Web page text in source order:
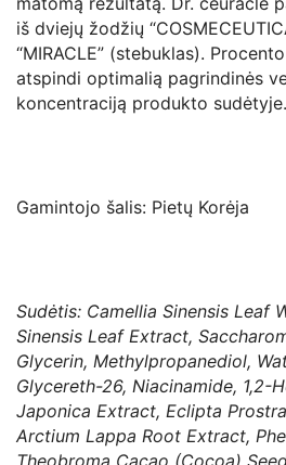
iš dviejų žodžių
“MIRACLE” (stebuklas).
atspindi optimalią pagrindinės
koncentraciją produkto sudėtyje.
Gamintojo šalis: Pietų Korėja
Sudėtis: Camellia Sinensis Leaf
Sinensis Leaf Extract,
Glycerin, Methylpropanediol,
Glycereth-26, Niacinamide, 1,2-
Japonica Extract, Eclipta
Arctium Lappa Root Extract,
Theobroma Cacao (Cocoa)